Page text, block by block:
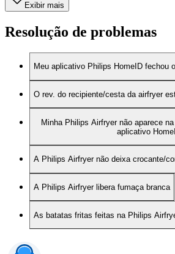
Exibir mais
Resolução de problemas
Meu aplicativo Philips HomeID fechou
O rev. do recipiente/cesta da airfryer
Minha Philips Airfryer não aparece
aplicativo
A Philips Airfryer não deixa crocante/
A Philips Airfryer libera fumaça branca
As batatas fritas feitas na Philips